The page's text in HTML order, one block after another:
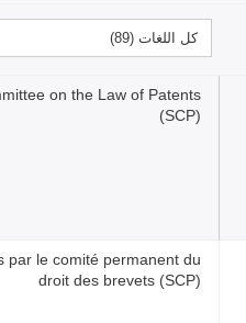
on the Law of Patents
(SCP)
par le comité permanent du
droit des brevets (SCP)